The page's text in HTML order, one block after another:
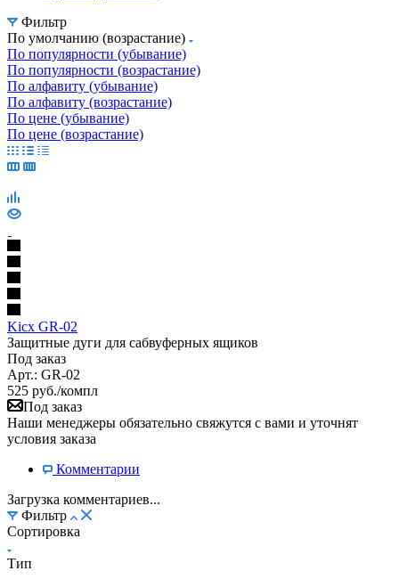
Фильтр
По умолчанию (возрастание)
По популярности (убывание)
По популярности (возрастание)
По алфавиту (убывание)
По алфавиту (возрастание)
По цене (убывание)
По цене (возрастание)
Kicx GR-02
Защитные дуги для сабвуферных ящиков
Под заказ
Арт.: GR-02
525 руб./компл
Под заказ
Наши менеджеры обязательно свяжутся с вами и уточнят
условия заказа
Комментарии
Загрузка комментариев...
Фильтр
Сортировка
Тип